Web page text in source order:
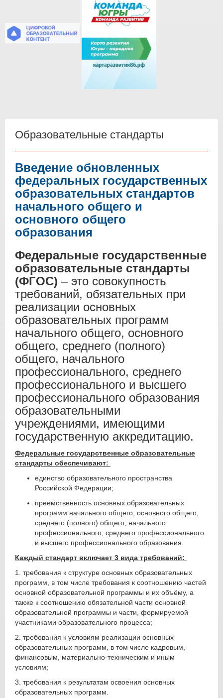
Образовательные стандарты
Введение обновленных
федеральных государственных
образовательных стандартов
начального общего и
основного общего
образования
Федеральные государственные
образовательные стандарты
(ФГОС) – это совокупность
требований, обязательных при
реализации основных
образовательных программ
начального общего, основного
общего, среднего (полного)
общего, начального
профессионального, среднего
профессионального и высшего
профессионального образования
образовательными
учреждениями, имеющими
государственную аккредитацию.
Федеральные государственные образовательные
стандарты обеспечивают:
единство образовательного пространства
Российской Федерации;
преемственность основных образовательных
программ начального общего, основного общего,
среднего (полного) общего, начального
профессионального, среднего профессионального
и высшего профессионального образования.
Каждый стандарт включает 3 вида требований:
1. требования к структуре основных образовательных
программ, в том числе требования к соотношению частей
основной образовательной программы и их объёму, а
также к соотношению обязательной части основной
образовательной программы и части, формируемой
участниками образовательного процесса;
2. требования к условиям реализации основных
образовательных программ, в том числе кадровым,
финансовым, материально-техническим и иным
условиям;
3. требования к результатам освоения основных
образовательных программ.